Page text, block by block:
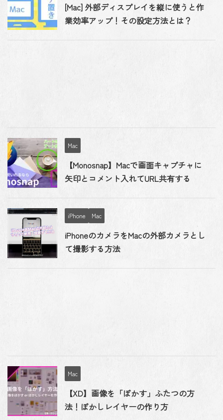
[Mac] 外部ディスプレイを縦に使うと作
業効率アップ！その設定方法とは？
Mac
【Monosnap】Macで画面キャプチャに
矢印とコメント入れてURL共有する
iPhone Mac
iPhoneのカメラをMacの外部カメラとし
て撮影する方法
Mac
【XD】画像を「ぼかす」ふたつの方
法！ぼかしレイヤーの作り方